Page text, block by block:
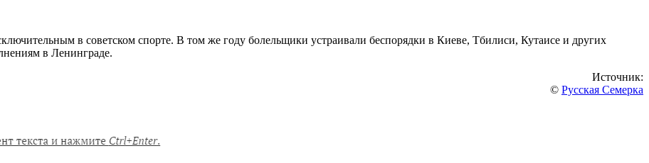
в советском спорте. В том же году болельщики устраивали беспорядки в Киеве, Тбилиси, Кутаисе и других
в Ленинграде.
Источник:
© Русская Семерка